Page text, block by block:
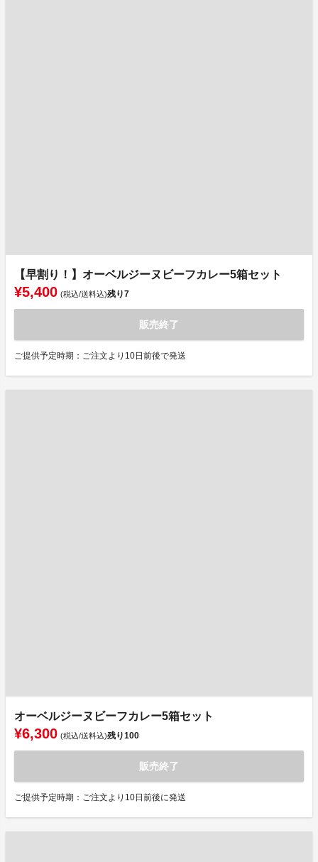
【早割り！】オーベルジーヌビーフカレー5箱セット
¥5,400 (税込/送料込)残り7
販売終了
ご提供予定時期：ご注文より10日前後で発送
オーベルジーヌビーフカレー5箱セット
¥6,300 (税込/送料込)残り100
販売終了
ご提供予定時期：ご注文より10日前後に発送